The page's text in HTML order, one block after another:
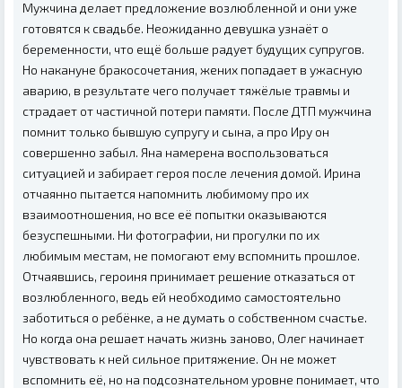
Мужчина делает предложение возлюбленной и они уже
готовятся к свадьбе. Неожиданно девушка узнаёт о
беременности, что ещё больше радует будущих супругов.
Но накануне бракосочетания, жених попадает в ужасную
аварию, в результате чего получает тяжёлые травмы и
страдает от частичной потери памяти. После ДТП мужчина
помнит только бывшую супругу и сына, а про Иру он
совершенно забыл. Яна намерена воспользоваться
ситуацией и забирает героя после лечения домой. Ирина
отчаянно пытается напомнить любимому про их
взаимоотношения, но все её попытки оказываются
безуспешными. Ни фотографии, ни прогулки по их
любимым местам, не помогают ему вспомнить прошлое.
Отчаявшись, героиня принимает решение отказаться от
возлюбленного, ведь ей необходимо самостоятельно
заботиться о ребёнке, а не думать о собственном счастье.
Но когда она решает начать жизнь заново, Олег начинает
чувствовать к ней сильное притяжение. Он не может
вспомнить её, но на подсознательном уровне понимает, что